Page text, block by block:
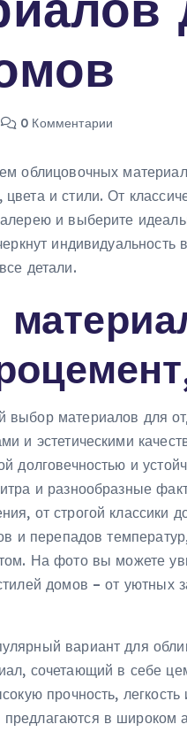
0 Комментарии
облицовочных
и стили. От
и выберите
детали.
материалов для
и эстетическими
долговечностью и
и разнообразные
от строгой классики
и перепадов
На фото вы можете
домов – от уютных
вариант для
сочетающий в себе
прочность,
в широком